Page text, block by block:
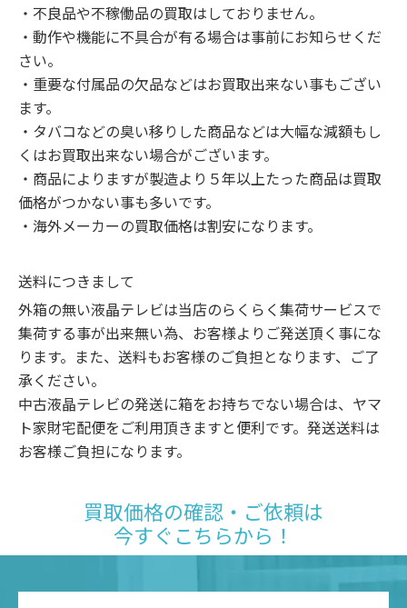
・不良品や不稼働品の買取はしておりません。
・動作や機能に不具合が有る場合は事前にお知らせくだ
さい。
・重要な付属品の欠品などはお買取出来ない事もござい
ます。
・タバコなどの臭い移りした商品などは大幅な減額もし
くはお買取出来ない場合がございます。
・商品によりますが製造より５年以上たった商品は買取
価格がつかない事も多いです。
・海外メーカーの買取価格は割安になります。
送料につきまして
外箱の無い液晶テレビは当店のらくらく集荷サービスで
集荷する事が出来無い為、お客様よりご発送頂く事にな
ります。また、送料もお客様のご負担となります、ご了
承ください。
中古液晶テレビの発送に箱をお持ちでない場合は、ヤマ
ト家財宅配便をご利用頂きますと便利です。発送送料は
お客様ご負担になります。
買取価格の確認・ご依頼は
今すぐこちらから！